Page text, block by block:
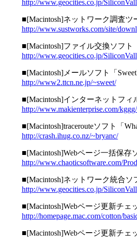
http://www.geocities.co.jp/
■[Macintosh]ネットワーク調査ツ
http://www.sustworks.com/site/
■[Macintosh]ファイル交換ソフト
http://www.geocities.co.jp/
■[Macintosh]メールソフト「
http://www2.ttcn.ne.jp/~sweet/
■[Macintosh]インターネットフィ
http://www.makienterprise.com/
■[Macintosh]tracerouteソフト「
http://crash.ihug.co.nz/~bryanc/
■[Macintosh]Webページ一括保存
http://www.chaoticsoftware.com/
■[Macintosh]ネットワーク統合ソ
http://www.geocities.co.jp/
■[Macintosh]Webページ更新チェ
http://homepage.mac.com/cotton/
■[Macintosh]Webページ更新チェ